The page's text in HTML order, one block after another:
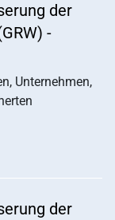
der
-
Unternehmen,
der